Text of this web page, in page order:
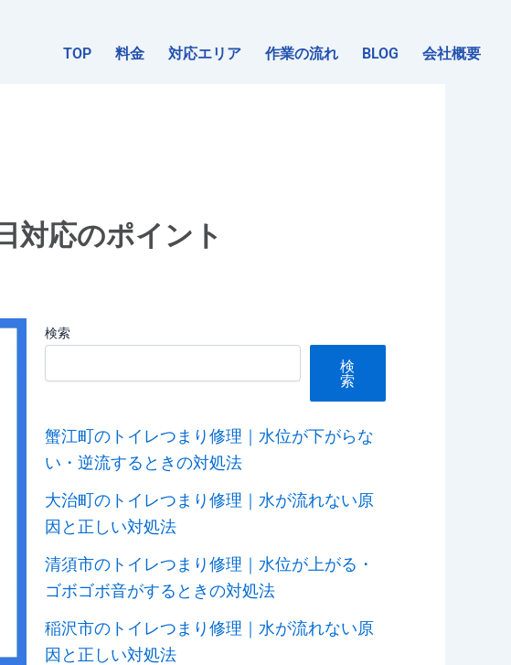
TOP 料金 対応エリア 作業の流れ BLOG 会社概要
対応のポイント
検索
検
索
蟹江町のトイレつまり修理｜水位が下がらな
い・逆流するときの対処法
大治町のトイレつまり修理｜水が流れない原
因と正しい対処法
清須市のトイレつまり修理｜水位が上がる・
ゴボゴボ音がするときの対処法
稲沢市のトイレつまり修理｜水が流れない原
因と正しい対処法